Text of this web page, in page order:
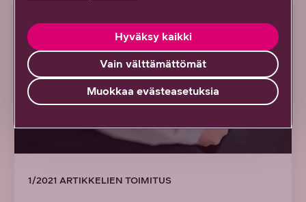
1/2021 ARTIKKELIEN TOIMITUS
Vain välttämättömät
Hyväksy kaikki
Muokkaa evästeasetuksia